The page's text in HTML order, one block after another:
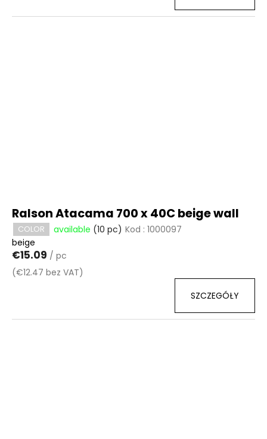
Ralson Atacama 700 x 40C beige wall
COLOR available (10 pc) Kod : 1000097
beige
€15.09 / pc
(€12.47 bez VAT)
SZCZEGÓŁY